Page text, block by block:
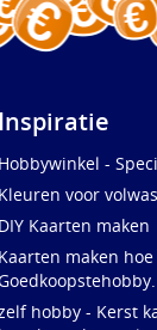
Inspiratie
Hobbywinkel -
Kleuren voor
DIY Kaarten maken
Kaarten maken
hobby - Kerst